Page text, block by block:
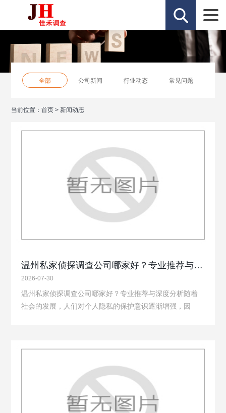
全部 公司新闻 行业动态 常见问题
当前位置：首页 > 新闻动态
温州私家侦探调查公司哪家好？专业推荐与深度分析讲解
2026-07-30
温州私家侦探调查公司哪家好？专业推荐与深度分析随着
社会的发展，人们对个人隐私的保护意识逐渐增强，因